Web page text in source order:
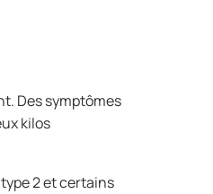
Des symptômes
kilos
2 et certains